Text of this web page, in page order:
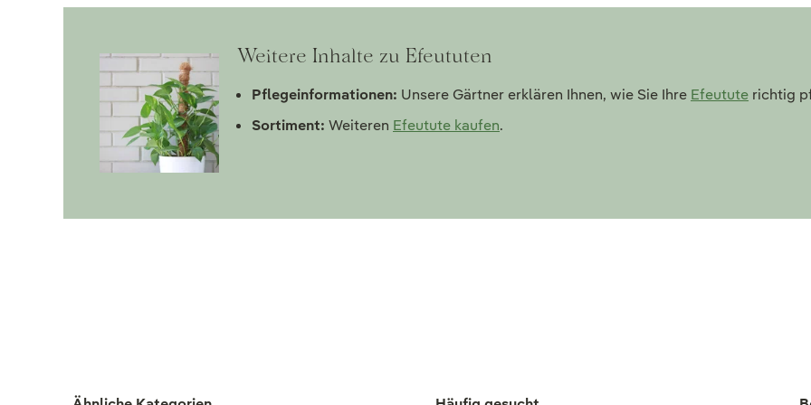
Weitere Inhalte zu Efeututen
Pflegeinformationen: Unsere Gärtner erklären Ihnen, wie Sie Ihre Efeutute richtig
Sortiment: Weiteren Efeutute kaufen.